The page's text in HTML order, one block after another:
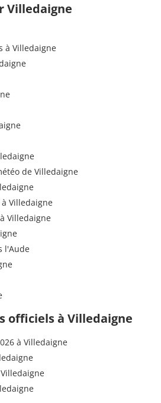
Villedaigne
à Villedaigne
de Villedaigne
Villedaigne
Villedaigne
l'Aude
officiels à Villedaigne
à Villedaigne